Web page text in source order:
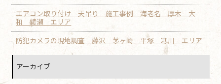
エアコン取り付け 天吊り 施工事例 海老名 厚木 大
和 綾瀬 エリア
防犯カメラの現地調査 藤沢 茅ヶ崎 平塚 寒川 エリア
アーカイブ